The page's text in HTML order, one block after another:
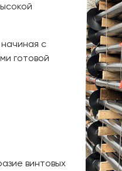
с
готовой
винтовых